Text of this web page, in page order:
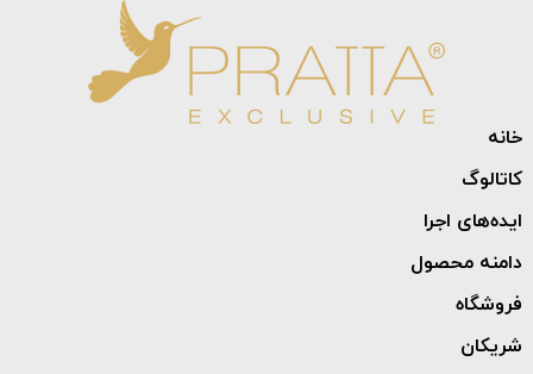
خانه
کاتالوگ
ایده‌های اجرا
دامنه محصول
فروشگاه
شریکان